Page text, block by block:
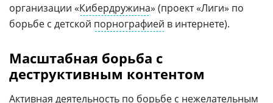
организации «Кибердружина» (проект «Лиги» по
борьбе с детской порнографией в интернете).
Масштабная борьба с
деструктивным контентом
Активная деятельность по борьбе с нежелательным